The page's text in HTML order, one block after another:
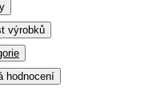
výrobků
hodnocení